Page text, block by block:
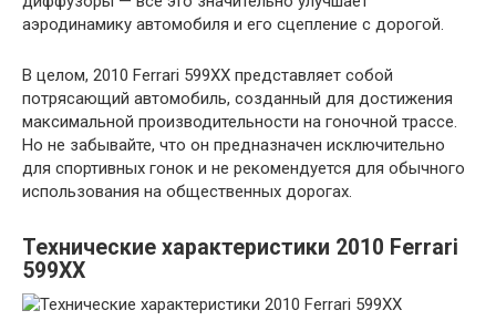
аэродинамику автомобиля и его сцепление с дорогой.
В целом, 2010 Ferrari 599XX представляет собой
потрясающий автомобиль, созданный для достижения
максимальной производительности на гоночной трассе.
Но не забывайте, что он предназначен исключительно
для спортивных гонок и не рекомендуется для обычного
использования на общественных дорогах.
Технические характеристики 2010 Ferrari
599XX